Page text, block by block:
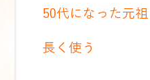
50代になった元
長く使う